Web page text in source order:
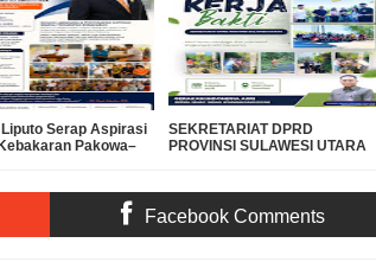
Serap Aspirasi
Pakowa–
SEKRETARIAT DPRD
PROVINSI SULAWESI UTARA
LINGKUNGAN BERSIH DAN
LESTARI
Facebook Comments